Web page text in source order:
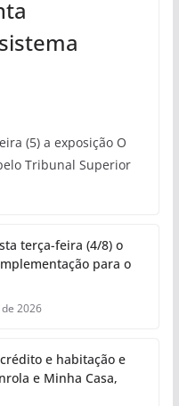
(5) a exposição O
Tribunal Superior
terça-feira (4/8) o
para o
2026
e habitação e
e Minha Casa,